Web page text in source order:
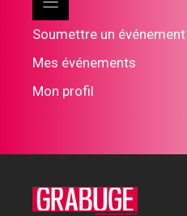
Soumettre un événement
Mes événements
Mon profil